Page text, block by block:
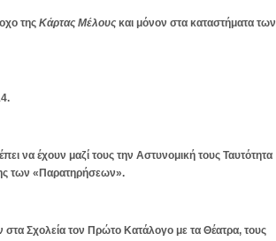
της Κάρτας Μέλους και μόνον στα καταστήματα των
να έχουν μαζί τους την Αστυνομική τους Ταυτότητα
των «Παρατηρήσεων».
Σχολεία τον Πρώτο Κατάλογο με τα Θέατρα, τους